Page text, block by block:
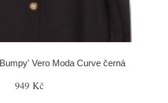
Vero Moda Curve černá
949 Kč